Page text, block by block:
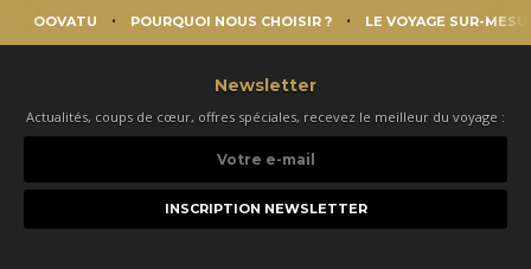
OOVATU POURQUOI NOUS CHOISIR ? LE VOYAGE SUR-
Newsletter
Actualités, coups de cœur, offres spéciales, recevez le meilleur du voyage :
e-